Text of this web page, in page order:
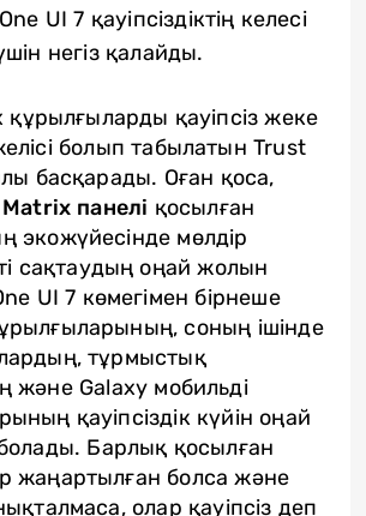
UI 7 қауіпсіздіктің келесі
негіз қалайды.
құрылғыларды қауіпсіз жеке
болып табылатын Trust
басқарады. Оған қоса,
панелі қосылған
экожүйесінде мөлдір
сақтаудың оңай жолын
UI 7 көмегімен бірнеше
соның ішінде
тұрмыстық
және Galaxy мобильді
қауіпсіздік күйін оңай
Барлық қосылған
жаңартылған болса және
олар қауіпсіз деп